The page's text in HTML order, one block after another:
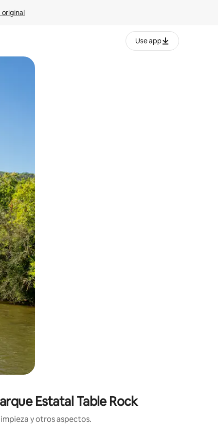
original
Use app
desliza el dedo.
Estatal Table Rock
y otros aspectos.